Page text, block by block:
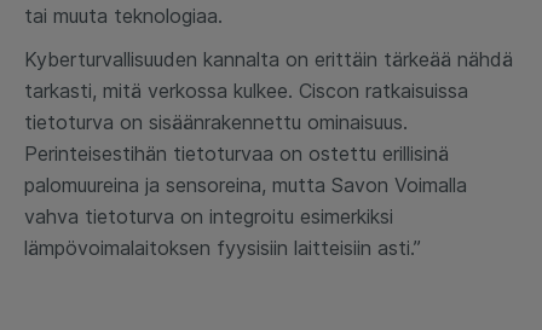
tai muuta teknologiaa.
Kyberturvallisuuden kannalta on erittäin tärkeää nähdä
tarkasti, mitä verkossa kulkee. Ciscon ratkaisuissa
tietoturva on sisäänrakennettu ominaisuus.
Perinteisestihän tietoturvaa on ostettu erillisinä
palomuureina ja sensoreina, mutta Savon Voimalla
vahva tietoturva on integroitu esimerkiksi
lämpövoimalaitoksen fyysisiin laitteisiin asti.”